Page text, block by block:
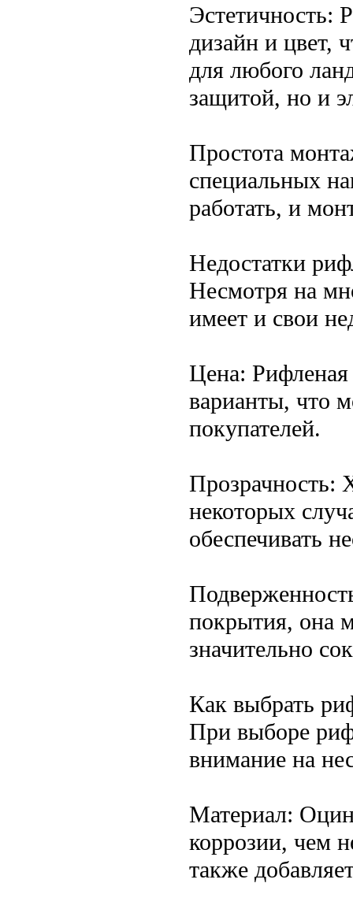
Эстетичность:
дизайн и цвет,
для любого
защитой, но и
Простота
специальных
работать, и
Недостатки
Несмотря на
имеет и свои
Цена:
варианты, что
покупателей.
Прозрачность:
некоторых
обеспечивать
покрытия, она
значительно
Как выбрать
При выборе
внимание на
Материал:
коррозии, чем
также